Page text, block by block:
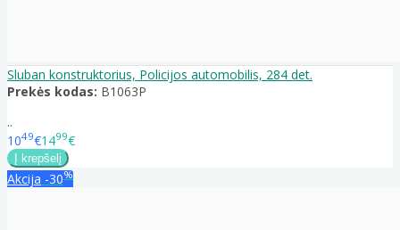
Sluban konstruktorius, Policijos automobilis, 284 det.
Prekės kodas: B1063P
..
1049€1499€
Akcija -30%